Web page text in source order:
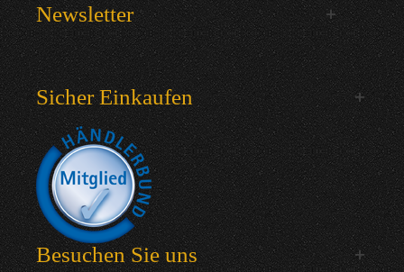
Newsletter
Sicher Einkaufen
Besuchen Sie uns